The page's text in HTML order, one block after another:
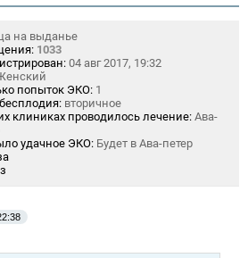
на выданье
1033
04 авг 2017, 19:32
попыток ЭКО: 1
вторичное
клиниках проводилось лечение: Ава-
удачное ЭКО: Будет в Ава-петер